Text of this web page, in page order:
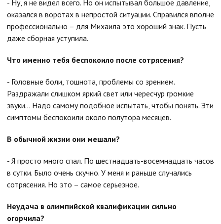
- Ну, я не видел всего. Но он испытывал большое давление,
оказался в воротах в непростой ситуации. Справился вполне
профессионально – для Михаила это хороший знак. Пусть
даже сборная уступила.
Что именно тебя беспокоило после сотрясения?
- Головные боли, тошнота, проблемы со зрением.
Раздражали слишком яркий свет или чересчур громкие
звуки... Надо самому подобное испытать, чтобы понять. Эти
симптомы беспокоили около полутора месяцев.
В обычной жизни они мешали?
- Я просто много спал. По шестнадцать-восемнадцать часов
в сутки. Было очень скучно. У меня и раньше случались
сотрясения. Но это – самое серьезное.
Неудача в олимпийской квалификации сильно
огорчила?